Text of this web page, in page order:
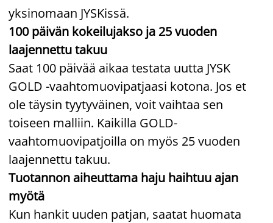
yksinomaan JYSKissä.
100 päivän kokeilujakso ja 25 vuoden
laajennettu takuu
Saat 100 päivää aikaa testata uutta JYSK
GOLD -vaahtomuovipatjaasi kotona. Jos et
ole täysin tyytyväinen, voit vaihtaa sen
toiseen malliin. Kaikilla GOLD-
vaahtomuovipatjoilla on myös 25 vuoden
laajennettu takuu.
Tuotannon aiheuttama haju haihtuu ajan
myötä
Kun hankit uuden patjan, saatat huomata